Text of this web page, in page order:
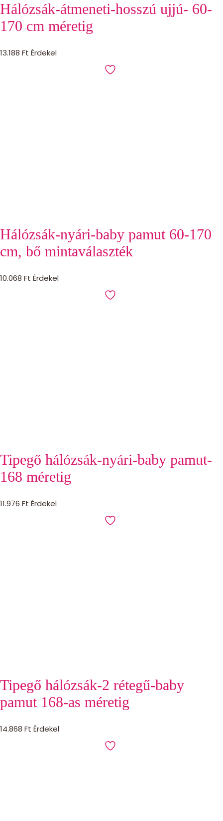
Hálózsák-átmeneti-hosszú ujjú- 60-
170 cm méretig
13.188 Ft Érdekel
Hálózsák-nyári-baby pamut 60-170
cm, bő mintaválaszték
10.068 Ft Érdekel
Tipegő hálózsák-nyári-baby pamut-
168 méretig
11.976 Ft Érdekel
Tipegő hálózsák-2 rétegű-baby
pamut 168-as méretig
14.868 Ft Érdekel